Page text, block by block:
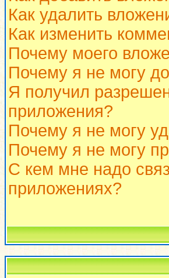
Как удалить
Как изменить
Почему моего
Почему я не могу
Я получил
приложения?
Почему я не могу
Почему я не могу
С кем мне надо
приложениях?